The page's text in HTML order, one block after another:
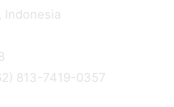
Indonesia
813-7419-0357